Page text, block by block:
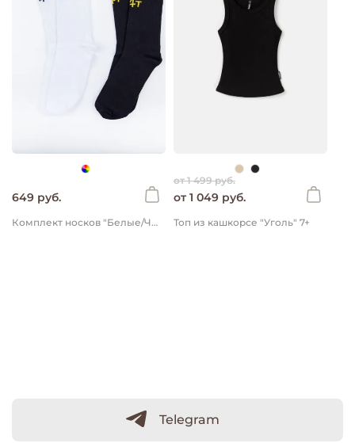
649 руб.
Комплект носков "Белые/Черные"
от 1 499 руб.
от 1 049 руб.
Топ из кашкорсе "Уголь" 7+
Telegram